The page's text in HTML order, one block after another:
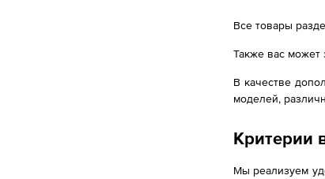
Все товары
Также вас может
В качестве
моделей,
Критерии
Мы реализуем